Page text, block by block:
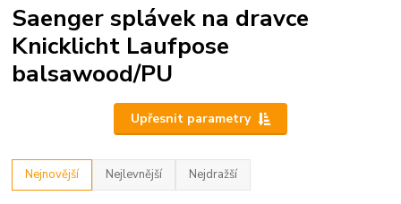
Saenger splávek na dravce
Knicklicht Laufpose
balsawood/PU
Upřesnit parametry
Nejnovější Nejlevnější Nejdražší